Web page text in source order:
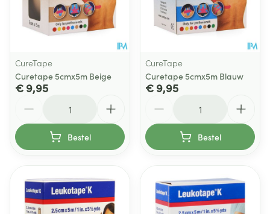
CureTape
Curetape 5cmx5m Beige
€ 9,95
Bestel
CureTape
Curetape 5cmx5m Blauw
€ 9,95
Bestel